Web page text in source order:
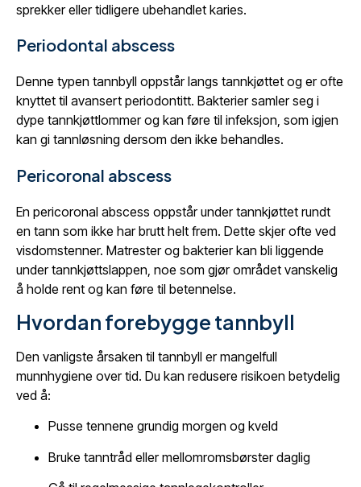
sprekker eller tidligere ubehandlet karies.
Periodontal abscess
Denne typen tannbyll oppstår langs tannkjøttet og er ofte
knyttet til avansert periodontitt. Bakterier samler seg i
dype tannkjøttlommer og kan føre til infeksjon, som igjen
kan gi tannløsning dersom den ikke behandles.
Pericoronal abscess
En pericoronal abscess oppstår under tannkjøttet rundt
en tann som ikke har brutt helt frem. Dette skjer ofte ved
visdomstenner. Matrester og bakterier kan bli liggende
under tannkjøttslappen, noe som gjør området vanskelig
å holde rent og kan føre til betennelse.
Hvordan forebygge tannbyll
Den vanligste årsaken til tannbyll er mangelfull
munnhygiene over tid. Du kan redusere risikoen betydelig
ved å:
Pusse tennene grundig morgen og kveld
Bruke tanntråd eller mellomromsbørster daglig